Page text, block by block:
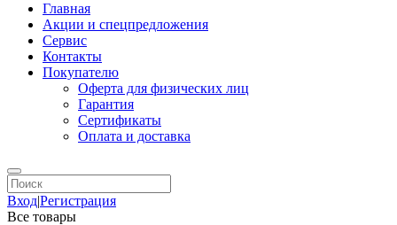
Главная
Акции и спецпредложения
Сервис
Контакты
Покупателю
Оферта для физических лиц
Гарантия
Сертификаты
Оплата и доставка
Вход|Регистрация
Все товары